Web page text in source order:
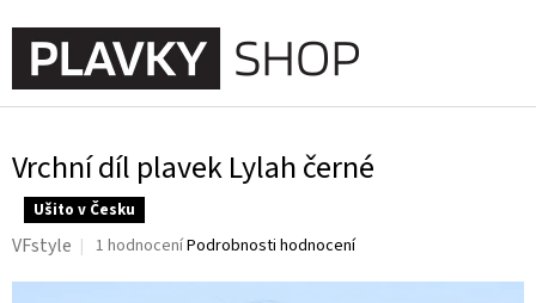
na
obsah
Vrchní díl plavek Lylah černé
Ušito v Česku
Průměrné
produktu
1 hodnoceníPodrobnosti hodnocení
VFstyle